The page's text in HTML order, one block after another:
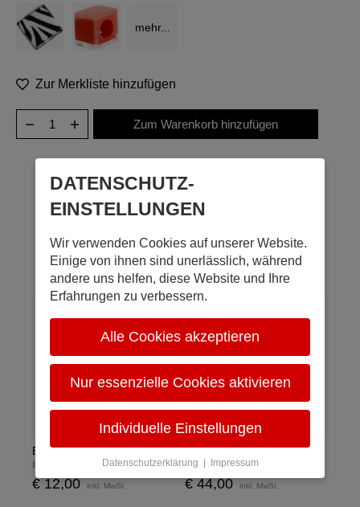
mehr...
Zur Merkliste hinzufügen
Personen interessieren sich auch
dafür
Bliss Stein klein, rot
Bliss by Zsiska
€ 12,00 inkl. MwSt.
Ohrringe rund, rosa/kristall
Bliss by Zsiska
€ 44,00 inkl. MwSt.
DATENSCHUTZ­
EINSTELLUNGEN
Wir verwenden Cookies auf unserer Website.
Einige von ihnen sind unerlässlich, während
andere uns helfen, diese Website und Ihre
Erfahrungen zu verbessern.
Alle Cookies akzeptieren
Nur essenzielle Cookies aktivieren
Individuelle Einstellungen
Datenschutzerklärung Impressum